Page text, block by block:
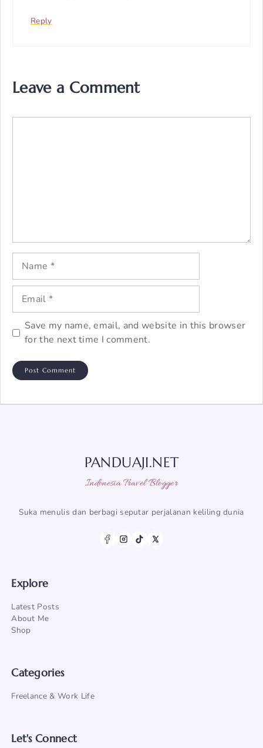
Reply
Leave a Comment
Name
Email
Save my name, email, and website in this browser
for the next time I comment.
PANDUAJI.NET
Indonesia Travel Blogger
Suka menulis dan berbagi seputar perjalanan keliling dunia
Explore
Latest Posts
About Me
Shop
Categories
Freelance & Work Life
Let's Connect